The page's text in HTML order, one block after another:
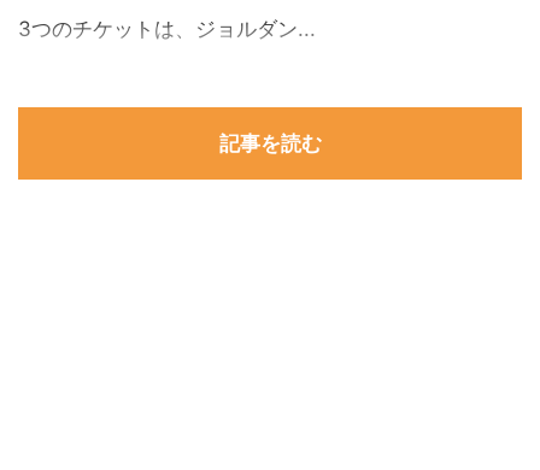
3つのチケットは、ジョルダン...
記事を読む